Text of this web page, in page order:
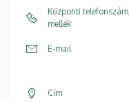
Központi telefonszám,
mellék
E-mail
Cím